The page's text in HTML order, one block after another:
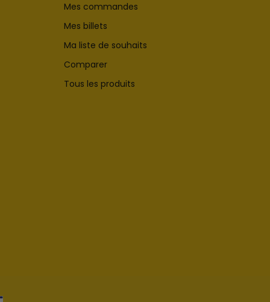
Mes commandes
Mes billets
Ma liste de souhaits
Comparer
Tous les produits